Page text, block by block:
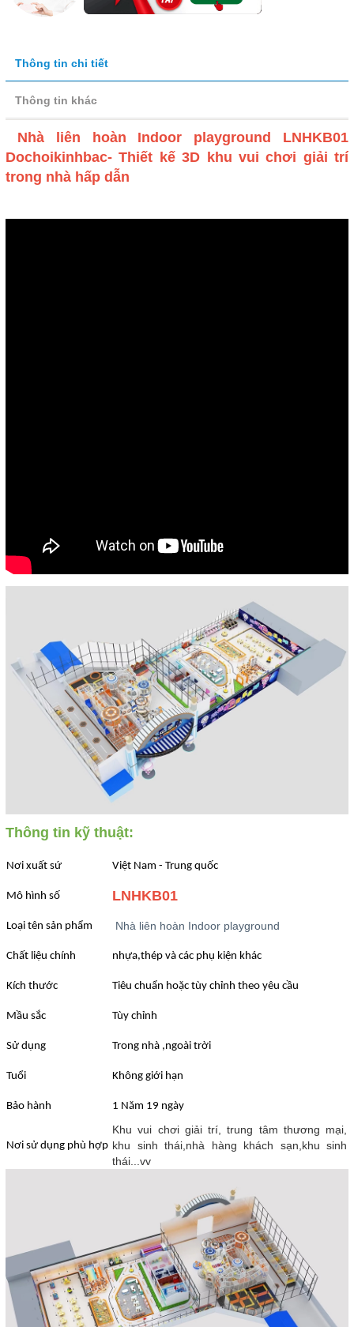
Thông tin chi tiết
Thông tin khác
Nhà liên hoàn Indoor playground LNHKB01
Dochoikinhbac- Thiết kế 3D khu vui chơi giải trí
trong nhà hấp dẫn
Thông tin kỹ thuật:
Nơi xuất sứ Việt Nam - Trung quốc
Mô hình số LNHKB01
Loại tên sản phẩm Nhà liên hoàn Indoor playground
Chất liệu chính nhựa,thép và các phụ kiện khác
Kích thước Tiêu chuẩn hoặc tùy chỉnh theo yêu cầu
Mầu sắc Tùy chỉnh
Sử dụng Trong nhà ,ngoài trời
Tuổi Không giới hạn
Bảo hành 1 Năm 19 ngày
Nơi sử dụng phù hợp
Khu vui chơi giải trí, trung tâm thương mại,
khu sinh thái,nhà hàng khách sạn,khu sinh
thái...vv